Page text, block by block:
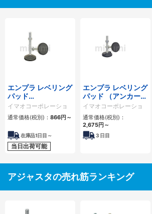
エンプラ レベリング
パッド
（LVA80,LVAR80）
イマオコーポレーショ
ン
通常価格(税別)： 866円 ～
在庫品1日目～
当日出荷可能
エンプラ レベリング
パッド （アンカータ
イプ）
（LVF100,LVFR100）
イマオコーポレーショ
ン
通常価格(税別)：
2,675円 ～
3 日目
アジャスタの売れ筋ランキング